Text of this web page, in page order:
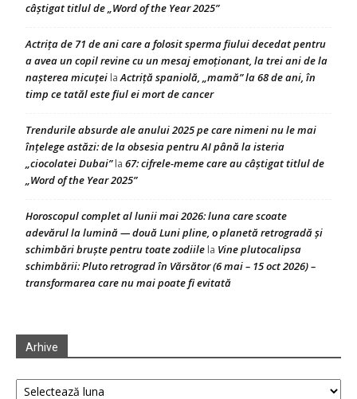
câștigat titlul de „Word of the Year 2025”
Actrița de 71 de ani care a folosit sperma fiului decedat pentru
a avea un copil revine cu un mesaj emoționant, la trei ani de la
nașterea micuței laActriță spaniolă, „mamă” la 68 de ani, în
timp ce tatăl este fiul ei mort de cancer
Trendurile absurde ale anului 2025 pe care nimeni nu le mai
înțelege astăzi: de la obsesia pentru AI până la isteria
„ciocolatei Dubai”la 67: cifrele-meme care au câștigat titlul de
„Word of the Year 2025”
Horoscopul complet al lunii mai 2026: luna care scoate
adevărul la lumină — două Luni pline, o planetă retrogradă și
schimbări bruște pentru toate zodiile la Vine plutocalipsa
schimbării: Pluto retrograd în Vărsător (6 mai – 15 oct 2026) –
transformarea care nu mai poate fi evitată
Arhive
Arhive